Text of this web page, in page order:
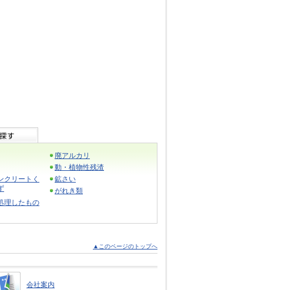
廃アルカリ
動・植物性残渣
クリートく
鉱さい
がれき類
理したもの
▲このページのトップへ
会社案内